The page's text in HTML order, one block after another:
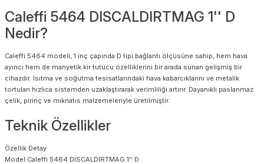
Caleffi 5464 DISCALDIRTMAG 1'' D
Nedir?
Caleffi 5464 modeli, 1 inç çapında D tipi bağlantı ölçüsüne sahip, hem hava
ayırıcı hem de manyetik kir tutucu özelliklerini bir arada sunan gelişmiş bir
cihazdır. Isıtma ve soğutma tesisatlarındaki hava kabarcıklarını ve metalik
tortuları hızlıca sistemden uzaklaştırarak verimliliği artırır. Dayanıklı paslanmaz
çelik, pirinç ve mıknatıs malzemeleriyle üretilmiştir.
Teknik Özellikler
Özellik Detay
Model Caleffi 5464 DISCALDIRTMAG 1'' D